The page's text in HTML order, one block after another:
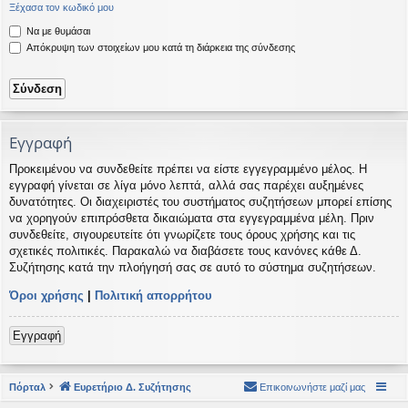
Ξέχασα τον κωδικό μου
Να με θυμάσαι
Απόκρυψη των στοιχείων μου κατά τη διάρκεια της σύνδεσης
Εγγραφή
Προκειμένου να συνδεθείτε πρέπει να είστε εγγεγραμμένο μέλος. Η
εγγραφή γίνεται σε λίγα μόνο λεπτά, αλλά σας παρέχει αυξημένες
δυνατότητες. Οι διαχειριστές του συστήματος συζητήσεων μπορεί επίσης
να χορηγούν επιπρόσθετα δικαιώματα στα εγγεγραμμένα μέλη. Πριν
συνδεθείτε, σιγουρευτείτε ότι γνωρίζετε τους όρους χρήσης και τις
σχετικές πολιτικές. Παρακαλώ να διαβάσετε τους κανόνες κάθε Δ.
Συζήτησης κατά την πλοήγησή σας σε αυτό το σύστημα συζητήσεων.
Όροι χρήσης | Πολιτική απορρήτου
Εγγραφή
Πόρταλ Ευρετήριο Δ. Συζήτησης Επικοινωνήστε μαζί μας